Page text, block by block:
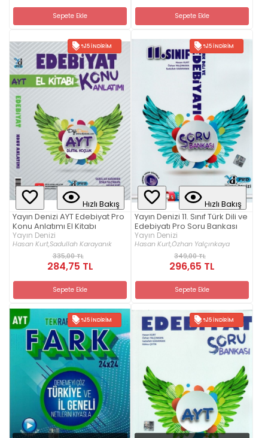
Sepete Ekle Sepete Ekle
%15 İNDIRIM
Hızlı Bakış
Yayın Denizi AYT Edebiyat Pro
Konu Anlatımı El Kitabı
Yayın Denizi
Hasan Kurt,Sadullah Karayanık
335,00 TL
284,75 TL
Sepete Ekle
%15 İNDIRIM
Hızlı Bakış
Yayın Denizi 11. Sınıf Türk Dili ve
Edebiyatı Pro Soru Bankası
Yayın Denizi
Hasan Kurt,Özhan Yalçınkaya
349,00 TL
296,65 TL
Sepete Ekle
%15 İNDIRIM %15 İNDIRIM